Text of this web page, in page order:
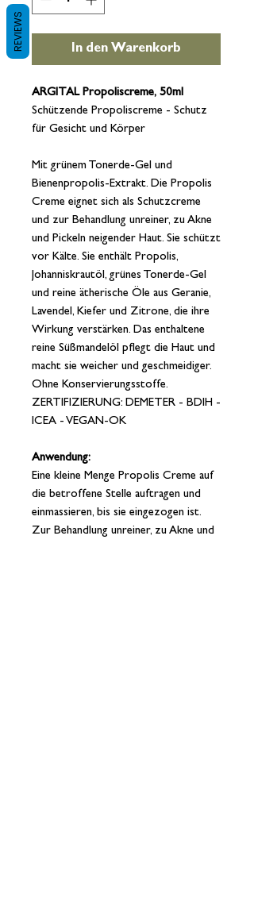
In den Warenkorb
ARGITAL Propoliscreme, 50ml
Schützende Propoliscreme - Schutz
für Gesicht und Körper
Mit grünem Tonerde-Gel und
Bienenpropolis-Extrakt. Die Propolis
Creme eignet sich als Schutzcreme
und zur Behandlung unreiner, zu Akne
und Pickeln neigender Haut. Sie schützt
vor Kälte. Sie enthält Propolis,
Johanniskrautöl, grünes Tonerde-Gel
und reine ätherische Öle aus Geranie,
Lavendel, Kiefer und Zitrone, die ihre
Wirkung verstärken. Das enthaltene
reine Süßmandelöl pflegt die Haut und
macht sie weicher und geschmeidiger.
Ohne Konservierungsstoffe.
ZERTIFIZIERUNG: DEMETER - BDIH -
ICEA - VEGAN-OK
Anwendung:
Eine kleine Menge Propolis Creme auf
die betroffene Stelle auftragen und
einmassieren, bis sie eingezogen ist.
Zur Behandlung unreiner, zu Akne und
REVIEWS